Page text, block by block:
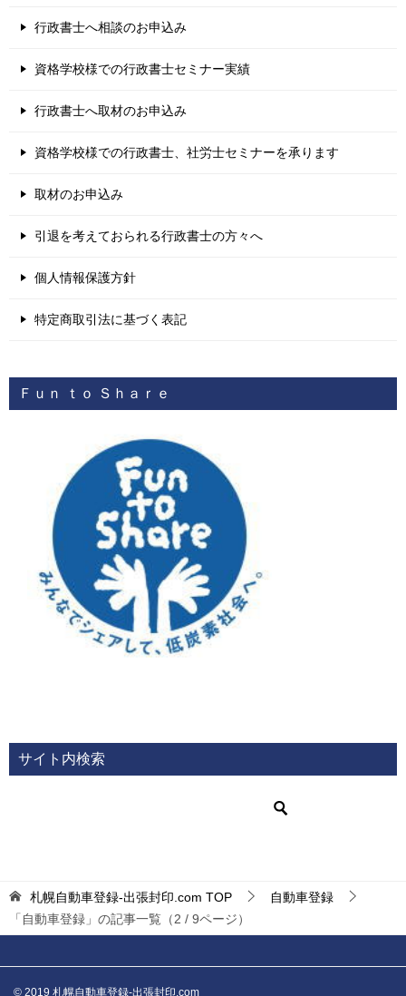
行政書士へ相談のお申込み
資格学校様での行政書士セミナー実績
行政書士へ取材のお申込み
資格学校様での行政書士、社労士セミナーを承ります
取材のお申込み
引退を考えておられる行政書士の方々へ
個人情報保護方針
特定商取引法に基づく表記
Ｆｕｎ ｔｏ Ｓｈａｒｅ
サイト内検索
札幌自動車登録-出張封印.com TOP
自動車登録
「自動車登録」の記事一覧（2 / 9ページ）
© 2019 札幌自動車登録-出張封印.com